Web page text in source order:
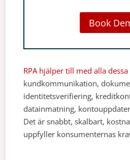
Book
RPA hjälper till med alla
kundkommunikation,
identitetsverifiering,
datainmatning,
Det är snabbt, skalbart,
uppfyller konsumenternas